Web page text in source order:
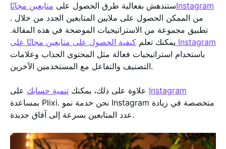
ستندهش بفعالية طرق الحصول علىمتابعين مجانًاInstagram
. من الممكن الحصول على ملايين المتابعين الجدد من خلال
تطبيق مجموعة من الاستراتيجيات الموضحة في هذه المقالة.
يمكنك تعلم كيفية الحصول على متابعين مجانًا على Instagram
باستخدام استراتيجيات فعالة مثل المحتوى الجذاب وعلامات
التصنيف والتفاعل مع المستخدمين الآخرين.
علاوة على ذلك، يمكنك تنمية حسابك
Instagram
بمساعدة Plixi. نحن خدمة نمو Instagram متخصصة في زيادة
عدد المتابعين بسرعة إلى آفاق جديدة.